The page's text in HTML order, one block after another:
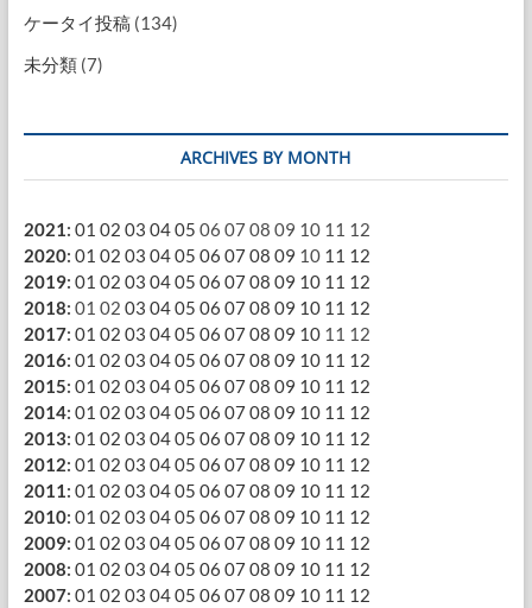
ケータイ投稿(134)
未分類(7)
ARCHIVES BY MONTH
2021 : 01 02 03 0405 06 07 08 09 10 11 12
2020: 01 02 03 0405 06 07 08 09 10 11 12
2019: 01 02 03 0405 06 07 08 09 10 11 12
2018: 01 02 03 0405 06 07 08 09 10 11 12
2017: 01 02 03 0405 06 07 08 09 10 11 12
2016: 01 02 03 0405 06 07 08 09 10 11 12
2015: 01 02 03 0405 06 07 08 09 10 11 12
2014: 01 02 03 0405 06 07 08 09 10 11 12
2013: 01 02 03 0405 06 07 08 09 10 11 12
2012: 01 02 03 0405 06 07 08 09 10 11 12
2011 : 01 02 03 0405 06 07 08 09 10 11 12
2010: 01 02 03 0405 06 07 08 09 10 11 12
2009: 01 02 03 0405 06 07 08 09 10 11 12
2008: 01 02 03 0405 06 07 08 09 10 11 12
2007: 01 02 03 0405 06 07 08 09 10 11 12